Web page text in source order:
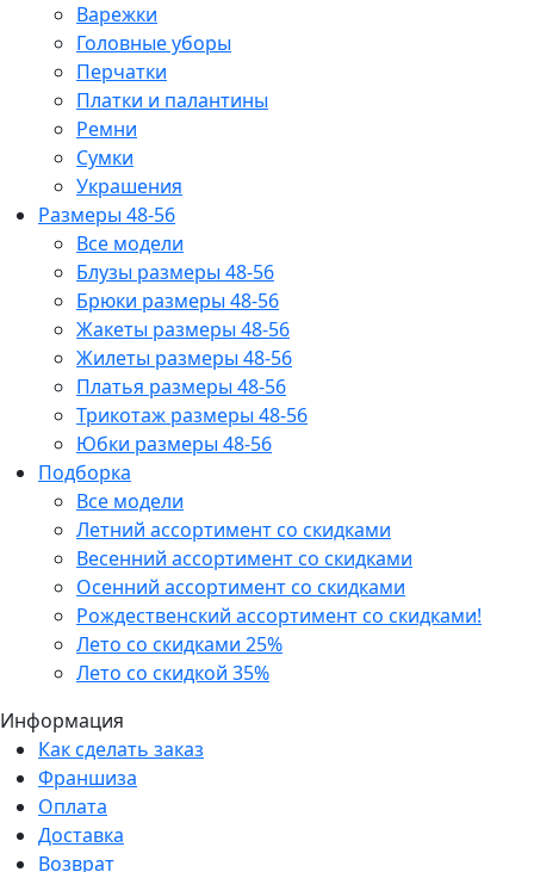
Варежки
Головные уборы
Перчатки
Платки и палантины
Ремни
Сумки
Украшения
Размеры 48-56
Все модели
Блузы размеры 48-56
Брюки размеры 48-56
Жакеты размеры 48-56
Жилеты размеры 48-56
Платья размеры 48-56
Трикотаж размеры 48-56
Юбки размеры 48-56
Подборка
Все модели
Летний ассортимент со скидками
Весенний ассортимент со скидками
Осенний ассортимент со скидками
Рождественский ассортимент со скидками!
Лето со скидками 25%
Лето со скидкой 35%
Информация
Как сделать заказ
Франшиза
Оплата
Доставка
Возврат